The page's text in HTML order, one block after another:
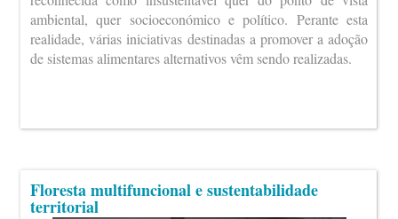
ambiental, quer socioeconómico e político. Perante esta
realidade, várias iniciativas destinadas a promover a adoção
de sistemas alimentares alternativos vêm sendo realizadas.
Floresta multifuncional e sustentabilidade
territorial